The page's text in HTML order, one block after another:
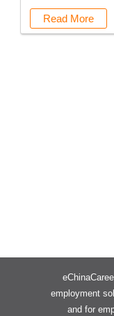
Read More
employment
and for